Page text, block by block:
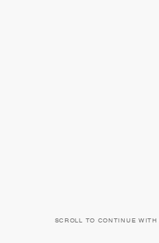
SCROLL TO CONTINUE